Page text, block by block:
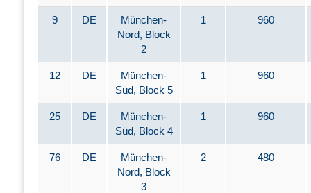
9 DE
München-
Nord, Block
2
1 960
12 DE
München-
Süd, Block 5
1 960
25 DE
München-
Süd, Block 4
1 960
76 DE
München-
Nord, Block
3
2 480